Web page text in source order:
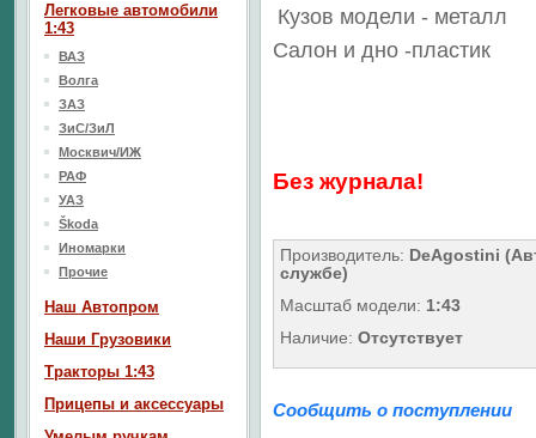
Кузов модели - металл
Салон и дно -пластик
Без журнала!
Производитель: DeAgostini
службе)
Масштаб модели: 1:43
Наличие: Отсутствует
Сообщить о поступлении
Легковые автомобили
1:43
ВАЗ
Волга
ЗАЗ
ЗиС/ЗиЛ
Москвич/ИЖ
РАФ
УАЗ
Škoda
Иномарки
Прочие
Наш Aвтопром
Наши Грузовики
Тракторы 1:43
Прицепы и аксессуары